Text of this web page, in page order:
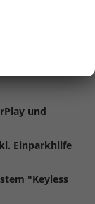
und 3-
beheizbar,
und
Einparkhilfe
"Keyless